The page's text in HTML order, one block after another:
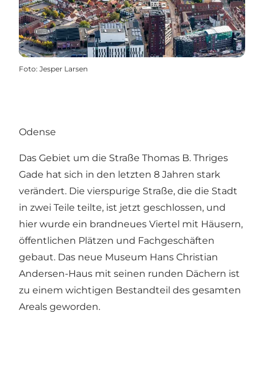
Foto: Jesper Larsen
Odense
Das Gebiet um die Straße Thomas B. Thriges
Gade hat sich in den letzten 8 Jahren stark
verändert. Die vierspurige Straße, die die Stadt
in zwei Teile teilte, ist jetzt geschlossen, und
hier wurde ein brandneues Viertel mit Häusern,
öffentlichen Plätzen und Fachgeschäften
gebaut. Das neue Museum Hans Christian
Andersen-Haus mit seinen runden Dächern ist
zu einem wichtigen Bestandteil des gesamten
Areals geworden.